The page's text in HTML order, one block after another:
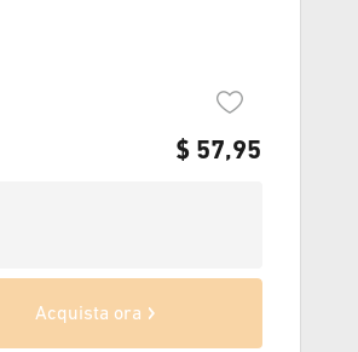
$ 57,95
Acquista ora